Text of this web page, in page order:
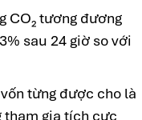
CO₂ tương đương
sau 24 giờ so với
từng được cho là
tham gia tích cực